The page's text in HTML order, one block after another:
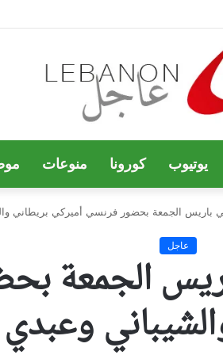
يوتيوب كورونا منوعات
باريس الجمعة بحضور فرنسي أميركي بريطاني
عاجل
الجمعة
وعبدي